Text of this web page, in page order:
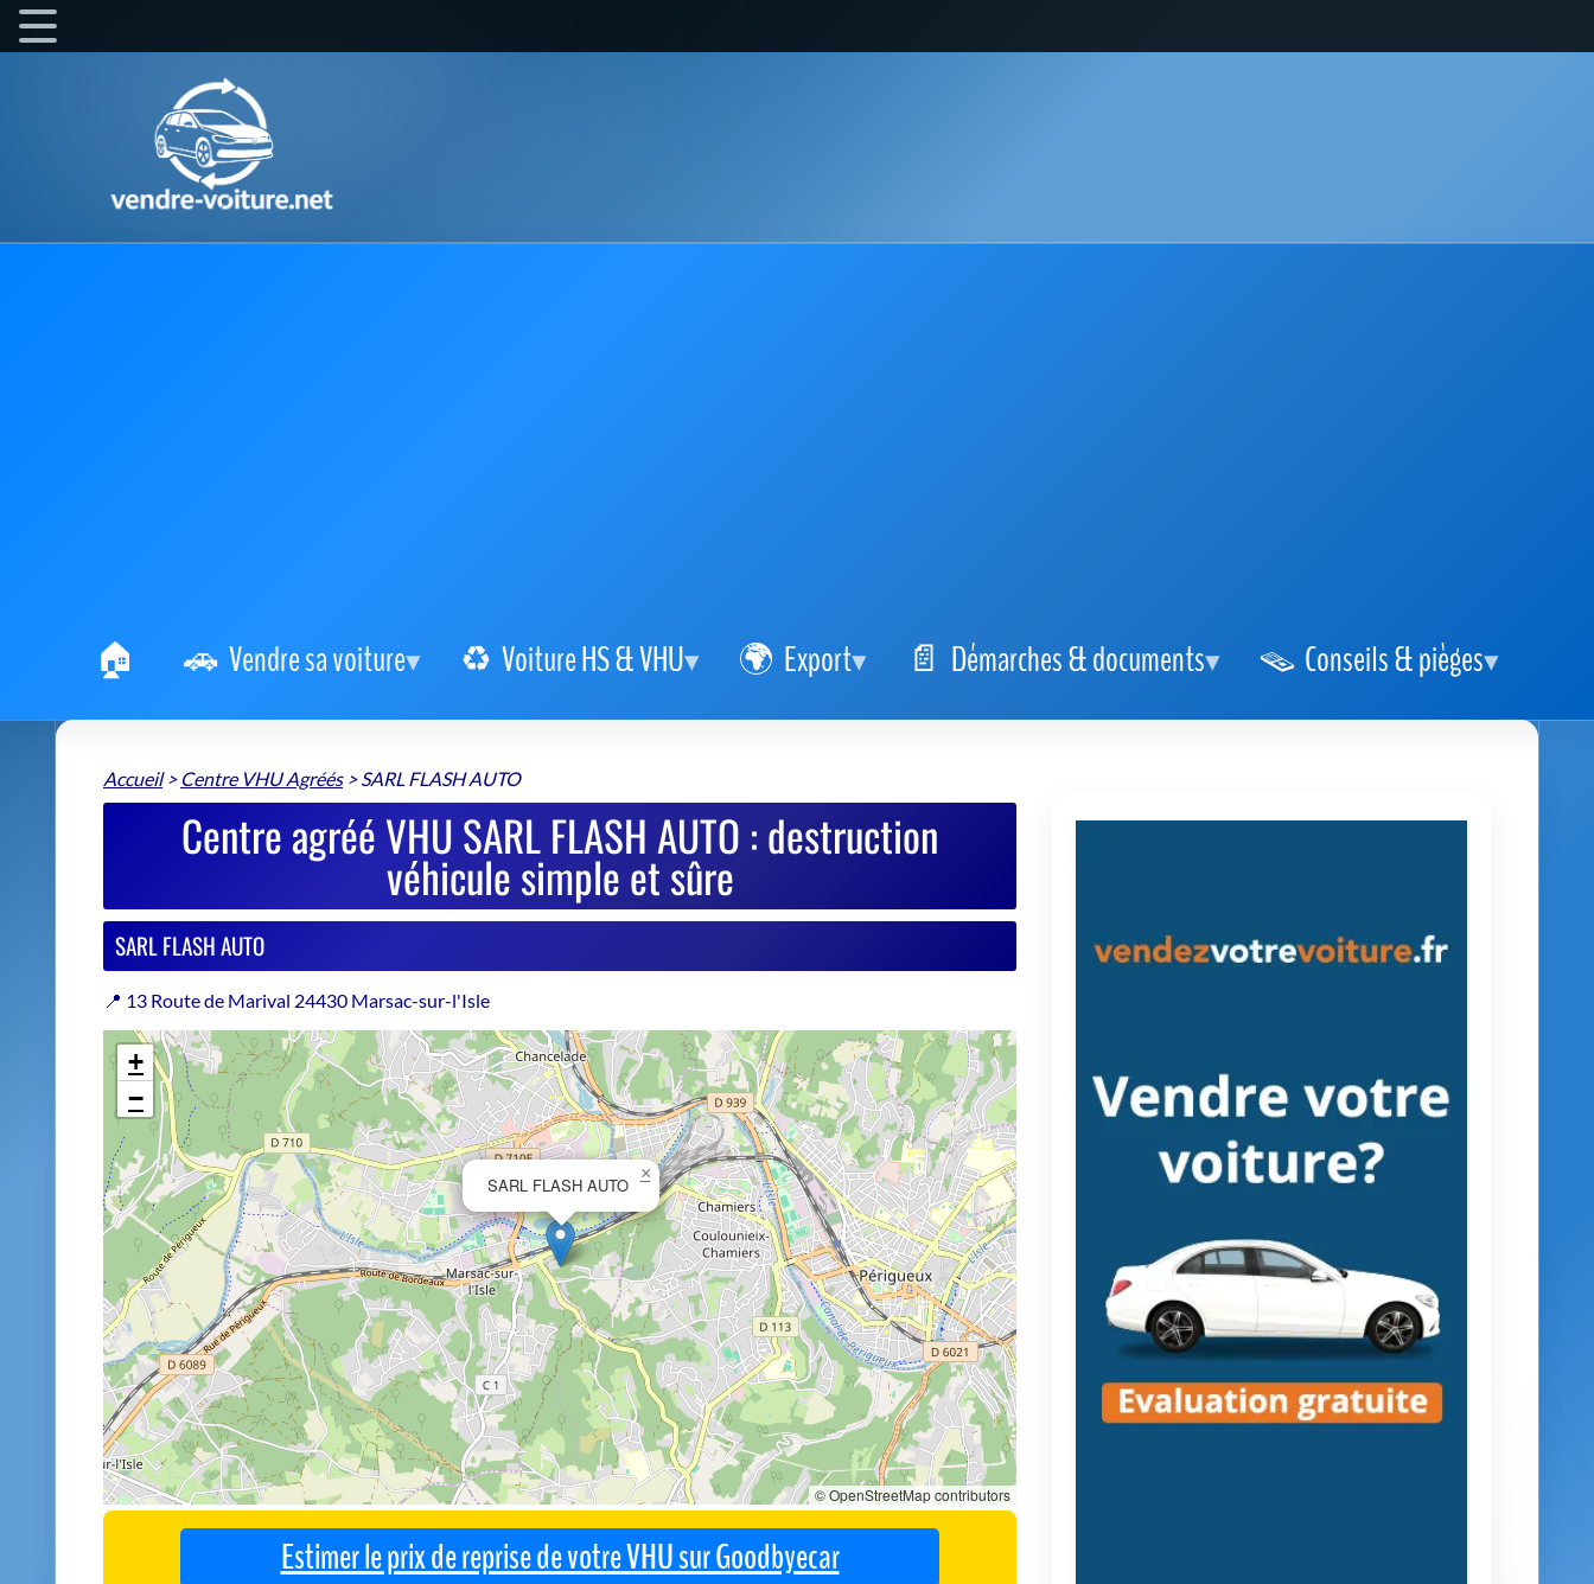
Vendre sa voiture Voiture HS & VHU Export Démarches & documents Conseils & pièges
Accueil> Centre VHU Agréés>SARL FLASH AUTO
Centre agréé VHU SARL FLASH AUTO : destruction
véhicule simple et sûre
SARL FLASH AUTO
📍 13 Route de Marival 24430 Marsac-sur-l'Isle
SARL FLASH AUTO
×
+
−
© OpenStreetMap contributors
Estimer le prix de reprise de votre VHU sur Goodbyecar